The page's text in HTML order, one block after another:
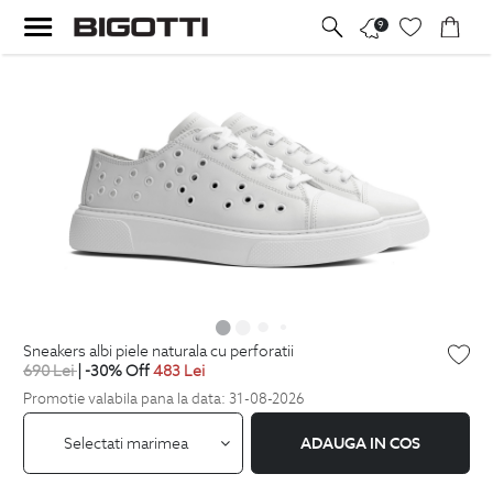
9
sneakers albi piele naturala cu perforatii
690Lei | -30% Off483 Lei
Promotie valabila pana la data: 31-08-2026
Selectati marimea ADAUGA IN COS